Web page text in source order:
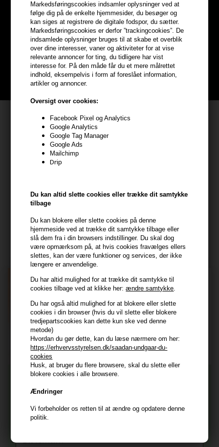
Markedsføringscookies indsamler oplysninger ved at
følge dig på de enkelte hjemmesider, du besøger og
kan siges at registrere de digitale fodspor, du sætter.
Markedsføringscookies er derfor ”trackingcookies”. De
indsamlede oplysninger bruges til at skabe et overblik
over dine interesser, vaner og aktiviteter for at vise
relevante annoncer for ting, du tidligere har vist
interesse for. På den måde får du et mere målrettet
indhold, eksempelvis i form af foreslået information,
artikler og annoncer.
Oversigt over cookies:
Facebook Pixel og Analytics
Google Analytics
Google Tag Manager
Google Ads
Mailchimp
Drip
Du kan altid slette cookies eller trække dit samtykke
tilbage
Du kan blokere eller slette cookies på denne
hjemmeside ved at trække dit samtykke tilbage eller
slå dem fra i din browsers indstillinger. Du skal dog
være opmærksom på, at hvis cookies fravælges ellers
slettes, kan der være funktioner og services, der ikke
længere er anvendelige.
Du har altid mulighed for at trække dit samtykke til
cookies tilbage ved at klikke her:ændre samtykke.
Du har også altid mulighed for at blokere eller slette
cookies i din browser (hvis du vil slette eller blokere
tredjepartscookies kan dette kun ske ved denne
metode)
Hvordan du gør dette, kan du læse nærmere om her:
https://erhvervsstyrelsen.dk/saadan-undgaar-du-
cookies
Husk, at bruger du flere browsere, skal du slette eller
blokere cookies i alle browsere.
Ændringer
Vi forbeholder os retten til at ændre og opdatere denne
politik.
Optjen5% bonuskronerpå
hele din ordre
Bliv helt gratis en del af vores kundeklub og optjen rabatter når du
handler
BLIV GRATIS MEDLEM HER
Kundeservice
Frisenborgvej 6A
7800 Skive
Tlf. 23839799 (hverdage 9-14)
Modtag tilbud mm
Tilmeld dig nyhedsbrev - du kan altid afmelde det igen.
TILMELD
ConsentJeg accepterer vilkår og betingelser.
Læs mere her
Husk at vi har
Gratis fragt til ved køb over 399 kr på udvalgte fragtformer
Vi sender samme hverdag ved bestilling inden kl 14:45
+9600 anmeldelser på Trustpilot , 4.9 Rating
Tilmeld dig nyhedsbrevet
Og modtag nyheder, eksklusive tilbud og rabatter
direkte i din indbakke.